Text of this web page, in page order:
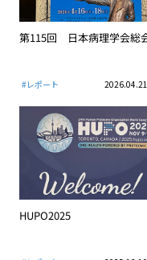
第115回 日本病理学会総
#レポート 2026.04.21
HUPO2025